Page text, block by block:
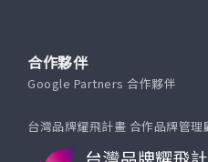
合作夥伴
Google Partners 合作夥伴
台灣品牌耀飛計畫 合作品牌管理